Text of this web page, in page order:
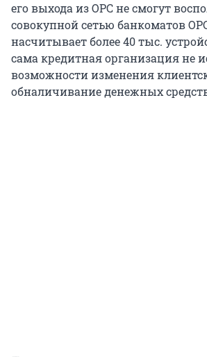
его выхода из ОРС не смогут
совокупной сетью банкоматов
насчитывает более 40 тыс.
сама кредитная организация не
возможности изменения
обналичивание денежных